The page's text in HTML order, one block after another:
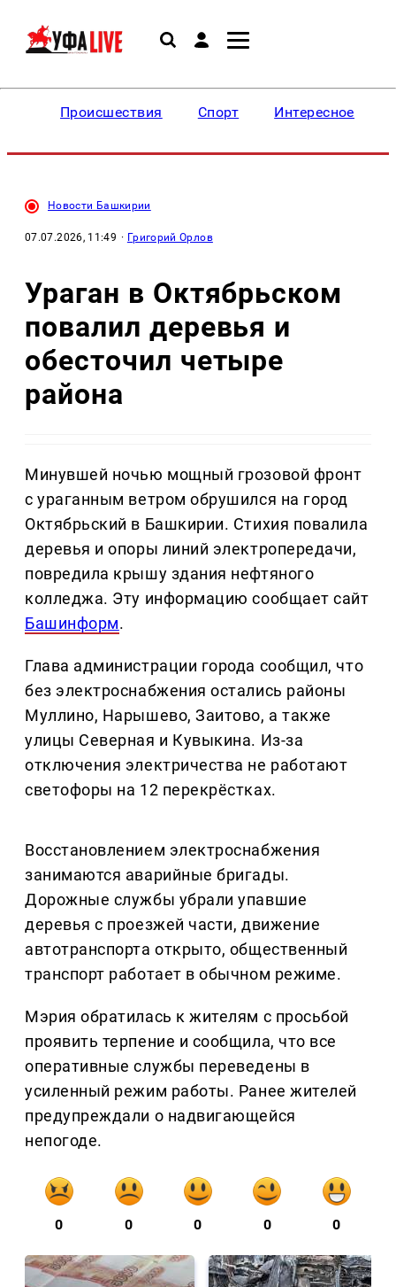
Происшествия Спорт Интересное
Новости Башкирии
07.07.2026, 11:49 · Григорий Орлов
Ураган в Октябрьском
повалил деревья и
обесточил четыре
района
Минувшей ночью мощный грозовой фронт
с ураганным ветром обрушился на город
Октябрьский в Башкирии. Стихия повалила
деревья и опоры линий электропередачи,
повредила крышу здания нефтяного
колледжа. Эту информацию сообщает сайт
Башинформ.
Глава администрации города сообщил, что
без электроснабжения остались районы
Муллино, Нарышево, Заитово, а также
улицы Северная и Кувыкина. Из-за
отключения электричества не работают
светофоры на 12 перекрёстках.
Восстановлением электроснабжения
занимаются аварийные бригады.
Дорожные службы убрали упавшие
деревья с проезжей части, движение
автотранспорта открыто, общественный
транспорт работает в обычном режиме.
Мэрия обратилась к жителям с просьбой
проявить терпение и сообщила, что все
оперативные службы переведены в
усиленный режим работы. Ранее жителей
предупреждали о надвигающейся
непогоде.
0 0 0 0 0